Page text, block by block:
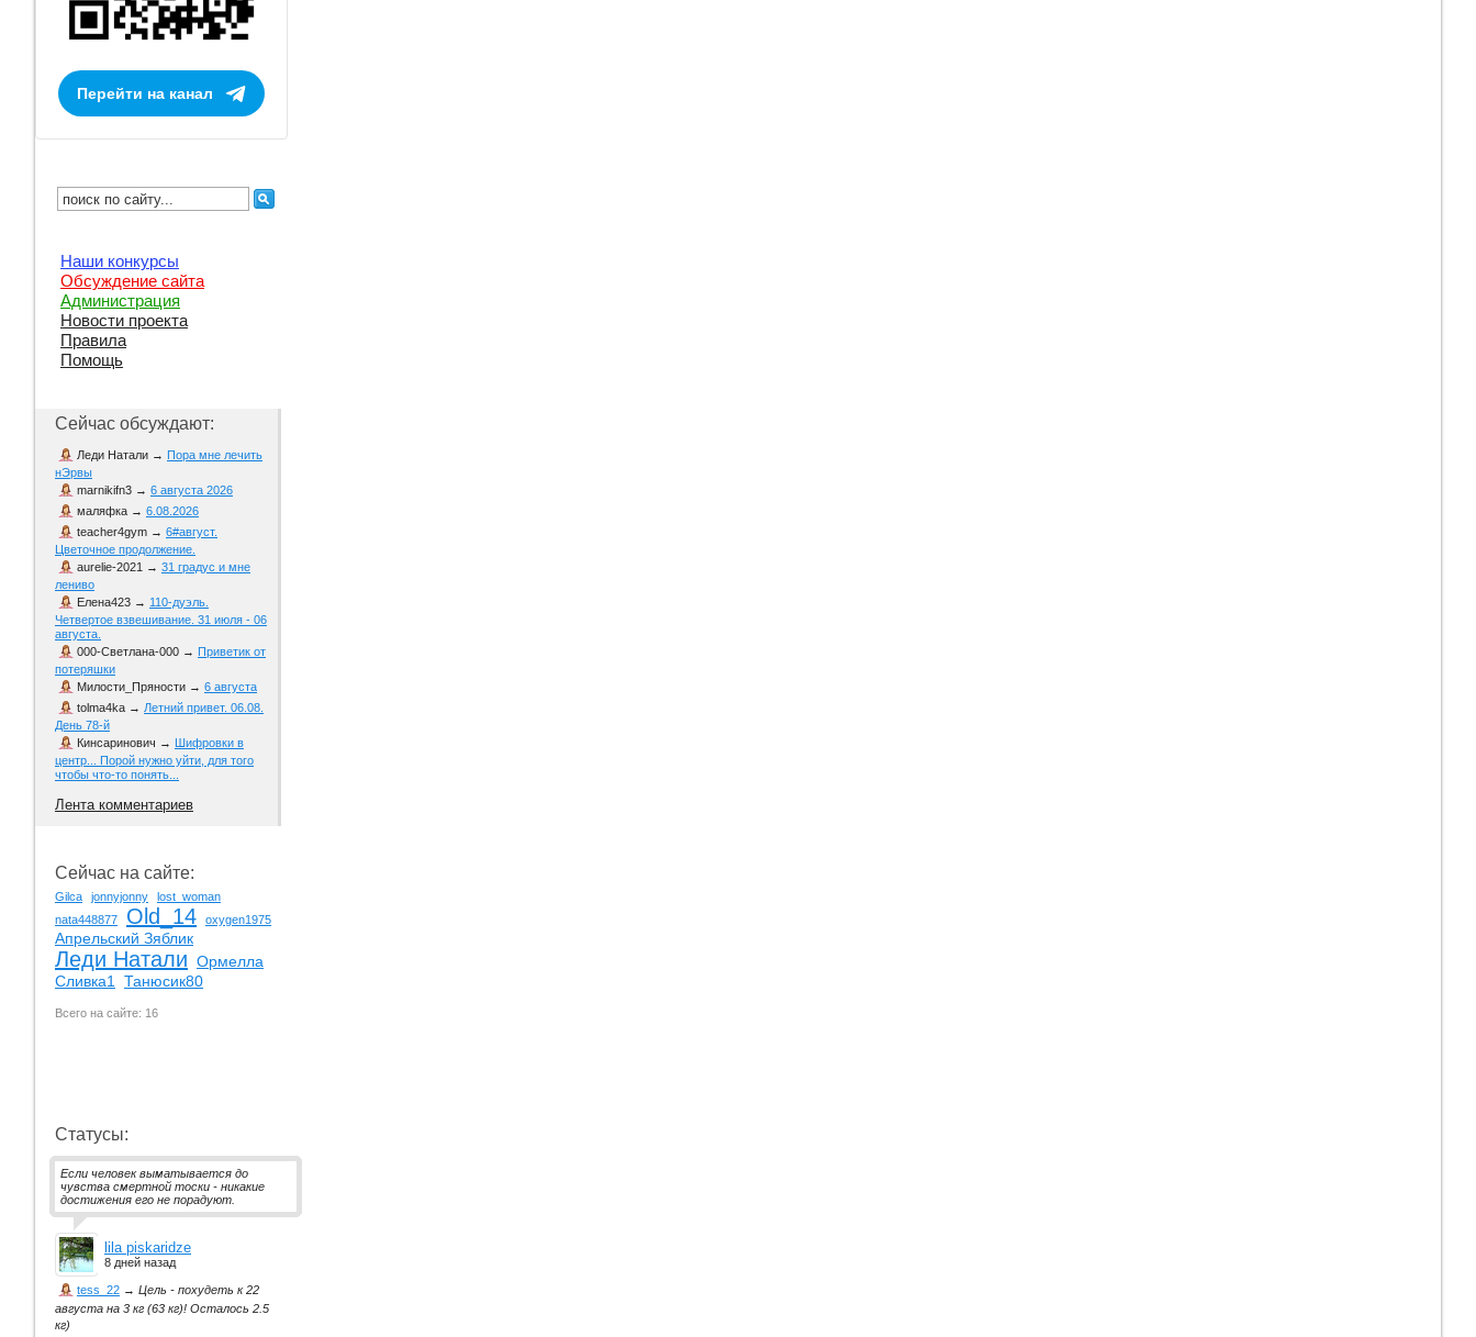
Перейти на канал
Наши конкурсы
Обсуждение сайта
Администрация
Новости проекта
Правила
Помощь
Сейчас обсуждают:
Леди Натали → Пора мне лечить
нЭрвы
marnikifn3 → 6 августа 2026
маляфка → 6.08.2026
teacher4gym → 6#август.
Цветочное продолжение.
aurelie-2021 → 31 градус и мне
лениво
Елена423 → 110-дуэль.
Четвертое взвешивание. 31 июля - 06
августа.
000-Светлана-000 → Приветик от
потеряшки
Милости_Пряности → 6 августа
tolma4ka → Летний привет. 06.08.
День 78-й
Кинсаринович → Шифровки в
центр... Порой нужно уйти, для того
чтобы что-то понять...
Лента комментариев
Сейчас на сайте:
Gilca jonnyjonny
lost_woman
nata448877
Old_14 oxygen1975
Апрельский Зяблик
Леди Натали Ормелла
Сливка1 Танюсик80
Всего на сайте: 16
Статусы:
Если человек выматывается до
чувства смертной тоски - никакие
достижения его не порадуют.
lila piskaridze
8 дней назад
tess_22 → Цель - похудеть к 22
августа на 3 кг (63 кг)! Осталось 2.5
кг)